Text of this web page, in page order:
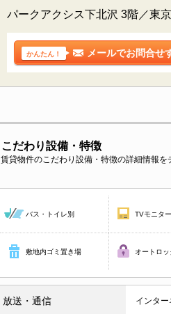
パークアクシス下北沢 3階／東
かんたん！ メールでお問合せ
こだわり設備・特徴
賃貸物件のこだわり設備・特徴の詳細情報を
バス・トイレ別 TVモニタ
敷地内ゴミ置き場 オートロッ
放送・通信 インター